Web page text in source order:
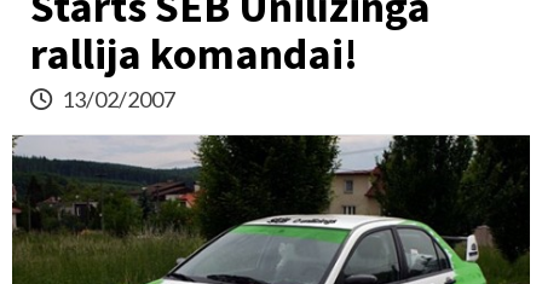
rallija komandai!
13/02/2007